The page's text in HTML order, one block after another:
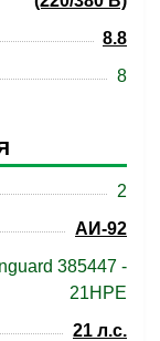
8.8
8
2
АИ-92
385447 -
21HPE
21 л.с.